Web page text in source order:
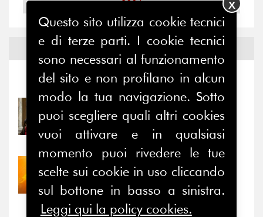
2004
Notizie ed Eventi
Notizie-Eventi
31/07/2026
Prima della pausa estiva,
il valore di...
30/07/2026
Nove anni dopo la
“grande cecità”: la...
Questo sito utilizza cookie tecnici
e di terze parti. I cookie tecnici
sono necessari al funzionamento
del sito e non profilano in alcun
modo la tua navigazione. Sotto
puoi scegliere quali altri cookies
vuoi attivare e in qualsiasi
momento puoi rivedere le tue
scelte sui cookie in uso cliccando
sul bottone in basso a sinistra.
Leggi qui la policy cookies.
X